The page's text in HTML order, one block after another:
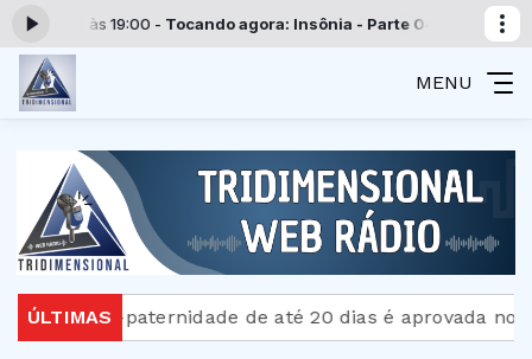
00:00 às 19:00 -Tocando agora: Insônia - Parte 04Programação
MENU
ÚLTIMAS
Licença-paternidade de até 20 dias é aprovada no